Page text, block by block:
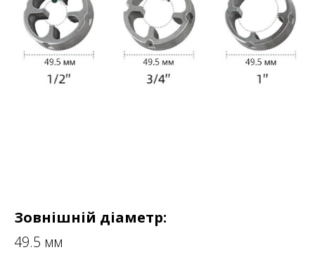
Зовнішній діаметр:
49.5 мм